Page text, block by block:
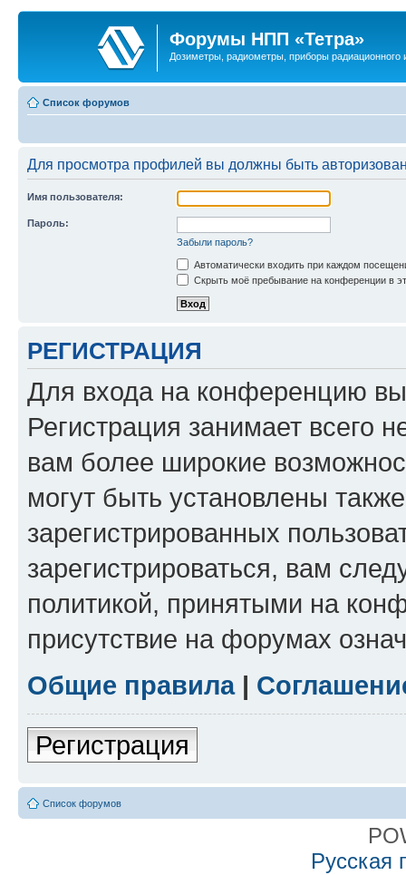
Форумы НПП «Тетра»
Дозиметры, радиометры, приборы радиационного
Список форумов
Для просмотра профилей вы должны быть
Имя пользователя:
Пароль:
Забыли пароль?
Автоматически входить при каждом
Скрыть моё пребывание на конференции в
РЕГИСТРАЦИЯ
Для входа на конференцию
Регистрация занимает всего
вам более широкие
могут быть установлены
зарегистрированных
зарегистрироваться, вам
политикой, принятыми на
присутствие на форумах
Общие правила|
Регистрация
Список форумов
Русская